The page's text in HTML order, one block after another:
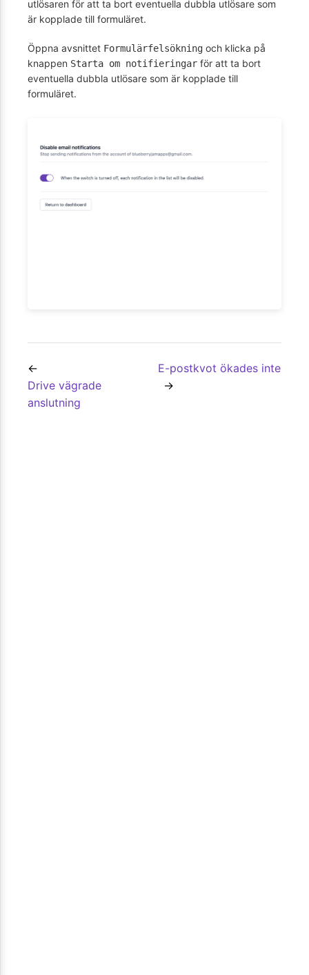
utlösaren för att ta bort eventuella dubbla utlösare som
är kopplade till formuläret.
Öppna avsnittet Formulärfelsökning och klicka på
knappen Starta om notifieringar för att ta bort
eventuella dubbla utlösare som är kopplade till
formuläret.
Drive vägrade
anslutning
E-postkvot ökades inte